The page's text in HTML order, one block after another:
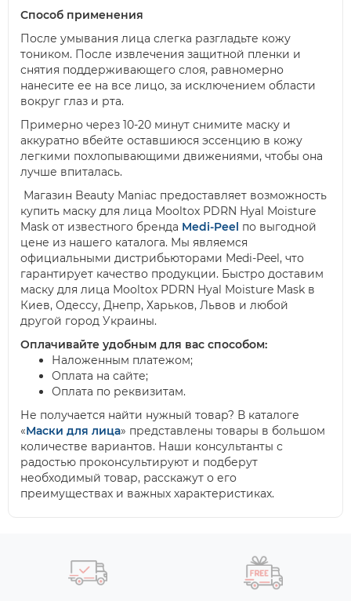
Способ применения
После умывания лица слегка разгладьте кожу
тоником. После извлечения защитной пленки и
снятия поддерживающего слоя, равномерно
нанесите ее на все лицо, за исключением области
вокруг глаз и рта.
Примерно через 10-20 минут снимите маску и
аккуратно вбейте оставшиюся эссенцию в кожу
легкими похлопывающими движениями, чтобы она
лучше впиталась.
Магазин Beauty Maniac предоставляет возможность
купить маску для лица Mooltox PDRN Hyal Moisture
Mask от известного бренда Medi-Peel по выгодной
цене из нашего каталога. Мы являемся
официальными дистрибьюторами Medi-Peel, что
гарантирует качество продукции. Быстро доставим
маску для лица Mooltox PDRN Hyal Moisture Mask в
Киев, Одессу, Днепр, Харьков, Львов и любой
другой город Украины.
Оплачивайте удобным для вас способом:
Наложенным платежом;
Оплата на сайте;
Оплата по реквизитам.
Не получается найти нужный товар? В каталоге
«Маски для лица» представлены товары в большом
количестве вариантов. Наши консультанты с
радостью проконсультируют и подберут
необходимый товар, расскажут о его
преимуществах и важных характеристиках.